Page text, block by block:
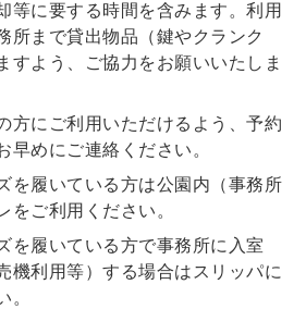
等に要する時間を含みます。利用
所まで貸出物品（鍵やクランク
すよう、ご協力をお願いいたしま
方にご利用いただけるよう、予約
早めにご連絡ください。
を履いている方は公園内（事務所
をご利用ください。
を履いている方で事務所に入室
機利用等）する場合はスリッパに
。